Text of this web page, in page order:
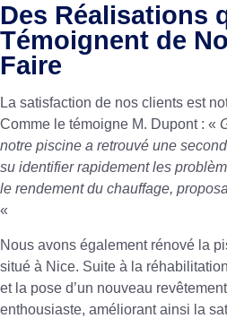
Des Réalisations
Témoignent de
Faire
La satisfaction de nos clients est
Comme le témoigne M. Dupont : «
notre piscine a retrouvé une
su identifier rapidement les
le rendement du chauffage,
«
Nous avons également rénové la
situé à Nice. Suite à la
et la pose d’un nouveau
enthousiaste, améliorant ainsi la